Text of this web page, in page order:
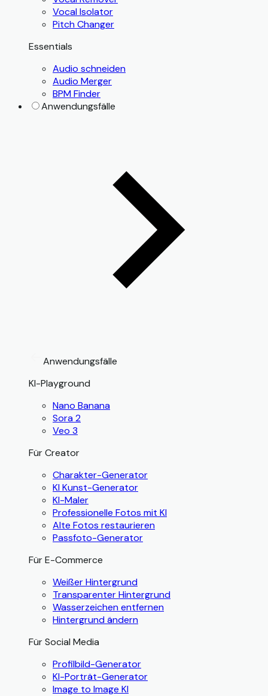
Vocal Isolator
Pitch Changer
Essentials
Audio schneiden
Audio Merger
BPM Finder
Anwendungsfälle
Anwendungsfälle
KI-Playground
Nano Banana
Sora 2
Veo 3
Für Creator
Charakter-Generator
KI Kunst-Generator
KI-Maler
Professionelle Fotos mit KI
Alte Fotos restaurieren
Passfoto-Generator
Für E-Commerce
Weißer Hintergrund
Transparenter Hintergrund
Wasserzeichen entfernen
Hintergrund ändern
Für Social Media
Profilbild-Generator
KI-Porträt-Generator
Image to Image KI